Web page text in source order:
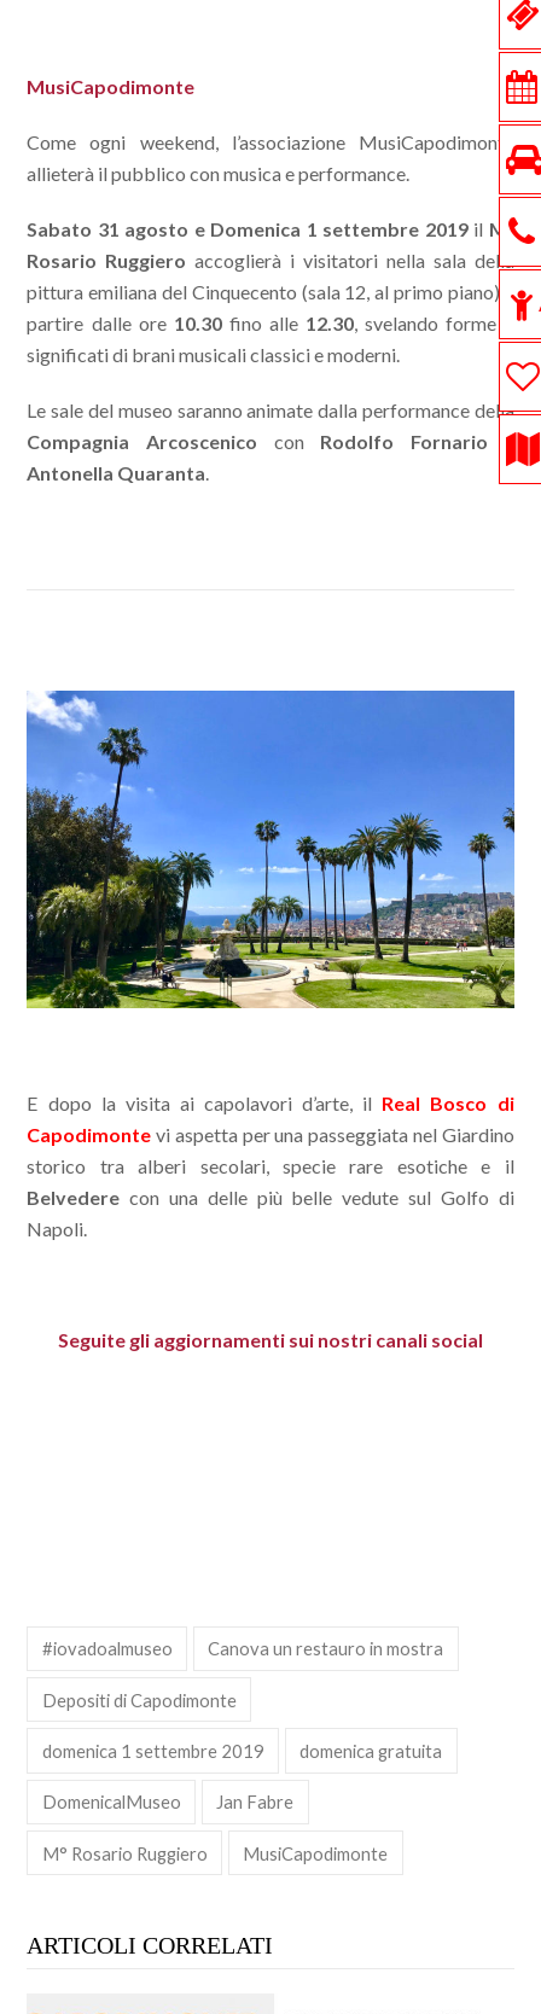
MusiCapodimonte
Come ogni weekend, l’associazione MusiCapodimonte
allieterà il pubblico con musica e performance.
Sabato 31 agosto e Domenica 1 settembre 2019il M°
Rosario Ruggiero accoglierà i visitatori nella sala della
pittura emiliana del Cinquecento (sala 12, al primo piano) a
partire dalle ore 10.30fino alle 12.30, svelando forme e
significati di brani musicali classici e moderni.
Le sale del museo saranno animate dalla performance della
Compagnia Arcoscenico con Rodolfo Fornario e
Antonella Quaranta.
E dopo la visita ai capolavori d’arte, il Real Bosco di
Capodimonte vi aspetta per una passeggiata nel Giardino
storico tra alberi secolari, specie rare esotiche e il
Belvedere con una delle più belle vedute sul Golfo di
Napoli.
Seguite gli aggiornamenti sui nostri canali social
#iovadoalmuseo Canova un restauro in mostra
Depositi di Capodimonte
domenica 1 settembre 2019 domenica gratuita
DomenicalMuseo Jan Fabre
M° Rosario Ruggiero MusiCapodimonte
ARTICOLI CORRELATI